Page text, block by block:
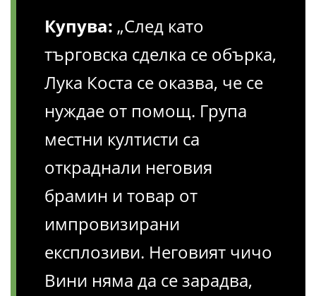
Купува: „След като
търговска сделка се обърка,
Лука Коста се оказва, че се
нуждае от помощ. Група
местни култисти са
откраднали неговия
брамин и товар от
импровизирани
експлозиви. Неговият чичо
Вини няма да се зарадва,